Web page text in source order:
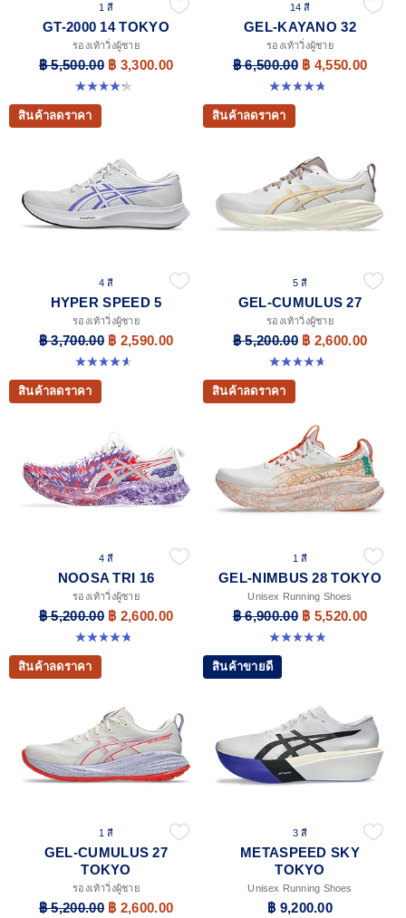
1 สี
GT-2000 14 TOKYO
รองเท้าวิ่งผู้ชาย
฿ 5,500.00 ฿ 3,300.00
4.3 จาก 5 ดาว 11 รีวิว
14 สี
GEL-KAYANO 32
รองเท้าวิ่งผู้ชาย
฿ 6,500.00 ฿ 4,550.00
4.8 จาก 5 ดาว 534 รีวิว
สินค้าลดราคา
4 สี
HYPER SPEED 5
รองเท้าวิ่งผู้ชาย
฿ 3,700.00 ฿ 2,590.00
4.6 จาก 5 ดาว 22 รีวิว
สินค้าลดราคา
5 สี
GEL-CUMULUS 27
รองเท้าวิ่งผู้ชาย
฿ 5,200.00 ฿ 2,600.00
4.7 จาก 5 ดาว 384 รีวิว
สินค้าลดราคา
4 สี
NOOSA TRI 16
รองเท้าวิ่งผู้ชาย
฿ 5,200.00 ฿ 2,600.00
4.7 จาก 5 ดาว 351 รีวิว
สินค้าลดราคา
1 สี
GEL-NIMBUS 28 TOKYO
Unisex Running Shoes
฿ 6,900.00 ฿ 5,520.00
4.8 จาก 5 ดาว 36 รีวิว
สินค้าลดราคา
1 สี
GEL-CUMULUS 27
TOKYO
รองเท้าวิ่งผู้ชาย
฿ 5,200.00 ฿ 2,600.00
สินค้าขายดี
3 สี
METASPEED SKY
TOKYO
Unisex Running Shoes
฿ 9,200.00